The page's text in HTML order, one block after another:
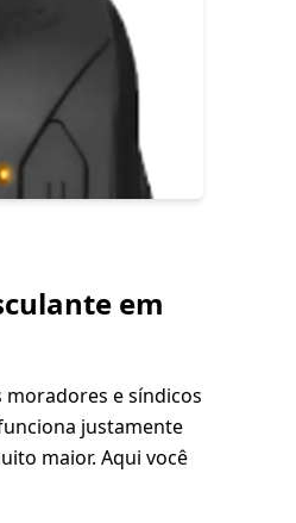
em
moradores e síndicos
justamente
maior. Aqui você